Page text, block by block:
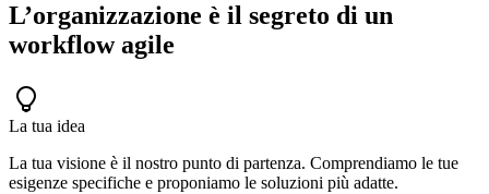
L’organizzazione è il segreto di un
workflow agile
La tua idea
La tua visione è il nostro punto di partenza. Comprendiamo le tue
esigenze specifiche e proponiamo le soluzioni più adatte.